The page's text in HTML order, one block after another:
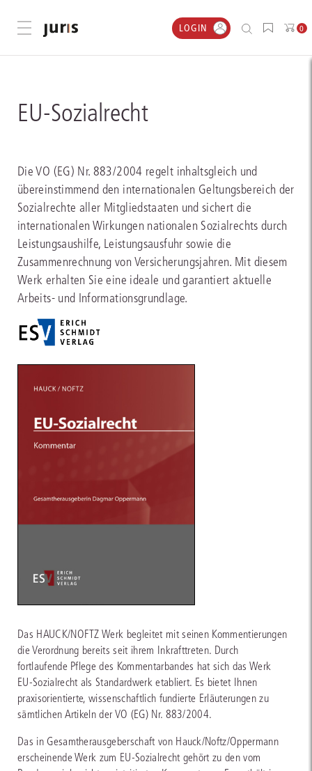
Menü öffnen LOGIN 0
EU-Sozialrecht
Die VO (EG) Nr. 883/2004 regelt inhaltsgleich und
übereinstimmend den internationalen Geltungsbereich der
Sozialrechte aller Mitgliedstaaten und sichert die
internationalen Wirkungen nationalen Sozialrechts durch
Leistungsaushilfe, Leistungsausfuhr sowie die
Zusammenrechnung von Versicherungsjahren. Mit diesem
Werk erhalten Sie eine ideale und garantiert aktuelle
Arbeits- und Informationsgrundlage.
Das HAUCK/NOFTZ Werk begleitet mit seinen Kommentierungen
die Verordnung bereits seit ihrem Inkrafttreten. Durch
fortlaufende Pflege des Kommentarbandes hat sich das Werk
EU-Sozialrecht als Standardwerk etabliert. Es bietet Ihnen
praxisorientierte, wissenschaftlich fundierte Erläuterungen zu
sämtlichen Artikeln der VO (EG) Nr. 883/2004.
Das in Gesamtherausgeberschaft von Hauck/Noftz/Oppermann
erscheinende Werk zum EU-Sozialrecht gehört zu den vom